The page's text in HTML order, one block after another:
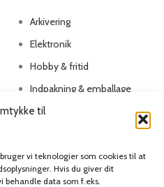
til
vi teknologier som cookies til at
Hvis du giver dit
behandle data som f.eks.
Arkivering
Elektronik
Hobby & fritid
Indpakning & emballage
Kontorartikler
Skriveartikler
Spil & lotteri